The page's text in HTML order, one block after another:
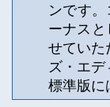
ンです
ーナス
せていた
ズ・エ
標準版に